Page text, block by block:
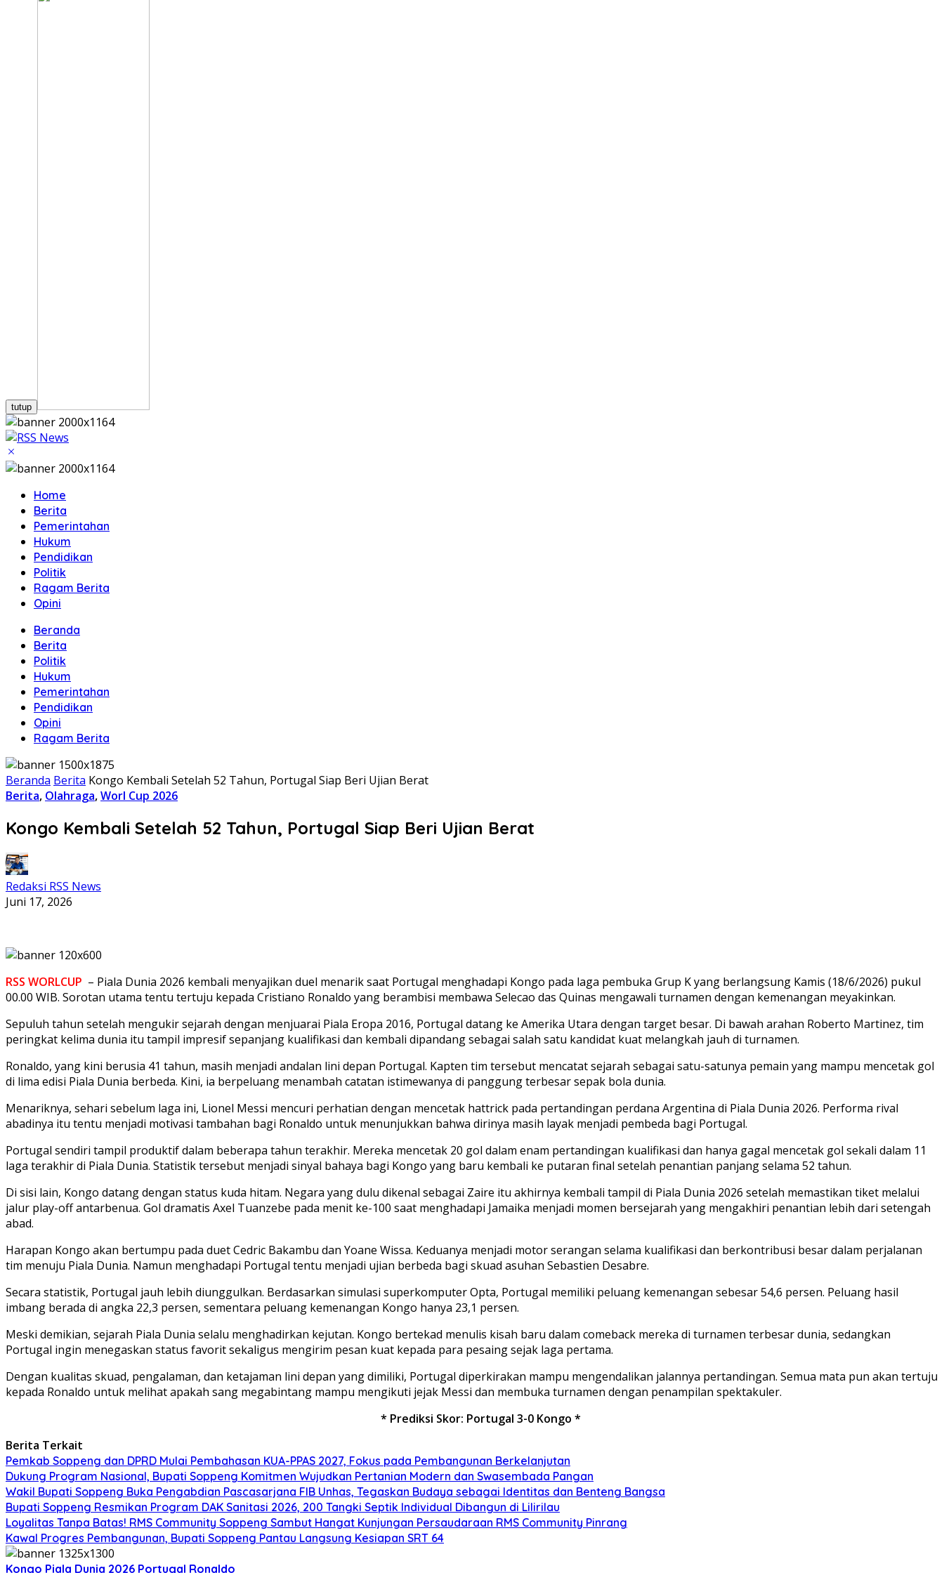
tutup
Home
Berita
Pemerintahan
Hukum
Pendidikan
Politik
Ragam Berita
Opini
Beranda
Berita
Politik
Hukum
Pemerintahan
Pendidikan
Opini
Ragam Berita
Beranda Berita Kongo Kembali Setelah 52 Tahun, Portugal Siap Beri Ujian Berat
Berita, Olahraga,Worl Cup 2026
Kongo Kembali Setelah 52 Tahun, Portugal Siap Beri Ujian Berat
Redaksi RSS News
Juni 17, 2026
RSS WORLCUP – Piala Dunia 2026 kembali menyajikan duel menarik saat Portugal menghadapi Kongo pada laga pembuka Grup K yang berlangsung Kamis (18/6/2026) pukul
00.00 WIB. Sorotan utama tentu tertuju kepada Cristiano Ronaldo yang berambisi membawa Selecao das Quinas mengawali turnamen dengan kemenangan meyakinkan.
Sepuluh tahun setelah mengukir sejarah dengan menjuarai Piala Eropa 2016, Portugal datang ke Amerika Utara dengan target besar. Di bawah arahan Roberto Martinez, tim
peringkat kelima dunia itu tampil impresif sepanjang kualifikasi dan kembali dipandang sebagai salah satu kandidat kuat melangkah jauh di turnamen.
Ronaldo, yang kini berusia 41 tahun, masih menjadi andalan lini depan Portugal. Kapten tim tersebut mencatat sejarah sebagai satu-satunya pemain yang mampu mencetak gol
di lima edisi Piala Dunia berbeda. Kini, ia berpeluang menambah catatan istimewanya di panggung terbesar sepak bola dunia.
Menariknya, sehari sebelum laga ini, Lionel Messi mencuri perhatian dengan mencetak hattrick pada pertandingan perdana Argentina di Piala Dunia 2026. Performa rival
abadinya itu tentu menjadi motivasi tambahan bagi Ronaldo untuk menunjukkan bahwa dirinya masih layak menjadi pembeda bagi Portugal.
Portugal sendiri tampil produktif dalam beberapa tahun terakhir. Mereka mencetak 20 gol dalam enam pertandingan kualifikasi dan hanya gagal mencetak gol sekali dalam 11
laga terakhir di Piala Dunia. Statistik tersebut menjadi sinyal bahaya bagi Kongo yang baru kembali ke putaran final setelah penantian panjang selama 52 tahun.
Di sisi lain, Kongo datang dengan status kuda hitam. Negara yang dulu dikenal sebagai Zaire itu akhirnya kembali tampil di Piala Dunia 2026 setelah memastikan tiket melalui
jalur play-off antarbenua. Gol dramatis Axel Tuanzebe pada menit ke-100 saat menghadapi Jamaika menjadi momen bersejarah yang mengakhiri penantian lebih dari setengah
abad.
Harapan Kongo akan bertumpu pada duet Cedric Bakambu dan Yoane Wissa. Keduanya menjadi motor serangan selama kualifikasi dan berkontribusi besar dalam perjalanan
tim menuju Piala Dunia. Namun menghadapi Portugal tentu menjadi ujian berbeda bagi skuad asuhan Sebastien Desabre.
Secara statistik, Portugal jauh lebih diunggulkan. Berdasarkan simulasi superkomputer Opta, Portugal memiliki peluang kemenangan sebesar 54,6 persen. Peluang hasil
imbang berada di angka 22,3 persen, sementara peluang kemenangan Kongo hanya 23,1 persen.
Meski demikian, sejarah Piala Dunia selalu menghadirkan kejutan. Kongo bertekad menulis kisah baru dalam comeback mereka di turnamen terbesar dunia, sedangkan
Portugal ingin menegaskan status favorit sekaligus mengirim pesan kuat kepada para pesaing sejak laga pertama.
Dengan kualitas skuad, pengalaman, dan ketajaman lini depan yang dimiliki, Portugal diperkirakan mampu mengendalikan jalannya pertandingan. Semua mata pun akan tertuju
kepada Ronaldo untuk melihat apakah sang megabintang mampu mengikuti jejak Messi dan membuka turnamen dengan penampilan spektakuler.
* Prediksi Skor: Portugal 3-0 Kongo *
Berita Terkait
Pemkab Soppeng dan DPRD Mulai Pembahasan KUA-PPAS 2027, Fokus pada Pembangunan Berkelanjutan
Dukung Program Nasional, Bupati Soppeng Komitmen Wujudkan Pertanian Modern dan Swasembada Pangan
Wakil Bupati Soppeng Buka Pengabdian Pascasarjana FIB Unhas, Tegaskan Budaya sebagai Identitas dan Benteng Bangsa
Bupati Soppeng Resmikan Program DAK Sanitasi 2026, 200 Tangki Septik Individual Dibangun di Lilirilau
Loyalitas Tanpa Batas! RMS Community Soppeng Sambut Hangat Kunjungan Persaudaraan RMS Community Pinrang
Kawal Progres Pembangunan, Bupati Soppeng Pantau Langsung Kesiapan SRT 64
Kongo Piala Dunia 2026 Portugal Ronaldo